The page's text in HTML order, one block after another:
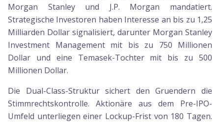
Morgan Stanley und J.P. Morgan mandatiert.
Strategische Investoren haben Interesse an bis zu 1,25
Milliarden Dollar signalisiert, darunter Morgan Stanley
Investment Management mit bis zu 750 Millionen
Dollar und eine Temasek-Tochter mit bis zu 500
Millionen Dollar.
Die Dual-Class-Struktur sichert den Gruendern die
Stimmrechtskontrolle. Aktionäre aus dem Pre-IPO-
Umfeld unterliegen einer Lockup-Frist von 180 Tagen.